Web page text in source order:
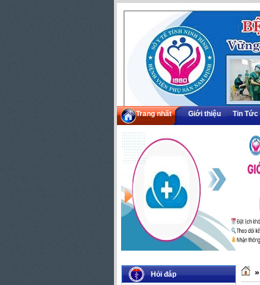
Trang nhất Giới thiệu Tin Tức
Hỏi đáp
»